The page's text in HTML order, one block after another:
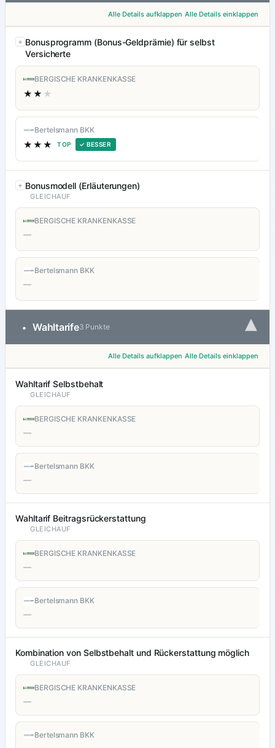
Alle Details aufklappen Alle Details einklappen
Bonusprogramm (Bonus-Geldprämie) für selbst
Versicherte
BERGISCHE KRANKENKASSE
★★ ★
Bertelsmann BKK
★★★ TOP ✓ BESSER
Bonusmodell (Erläuterungen)
GLEICHAUF
BERGISCHE KRANKENKASSE
—
Bertelsmann BKK
—
• Wahltarife3 Punkte ▾
Alle Details aufklappen Alle Details einklappen
Wahltarif Selbstbehalt
GLEICHAUF
BERGISCHE KRANKENKASSE
—
Bertelsmann BKK
—
Wahltarif Beitragsrückerstattung
GLEICHAUF
BERGISCHE KRANKENKASSE
—
Bertelsmann BKK
—
Kombination von Selbstbehalt und Rückerstattung möglich
GLEICHAUF
BERGISCHE KRANKENKASSE
—
Bertelsmann BKK